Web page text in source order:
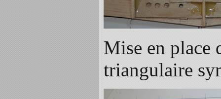
Mise en place
triangulaire